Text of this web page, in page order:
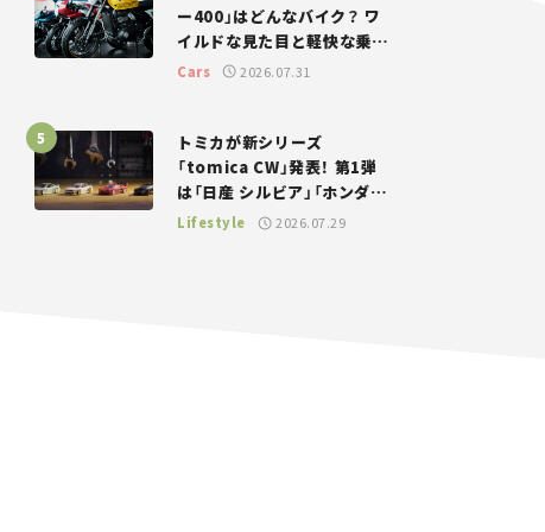
ー400」はどんなバイク？ ワ
イルドな見た目と軽快な乗り
味を両立した400ccフラット
Cars 2026.07.31
トミカが新シリーズ
「tomica CW」発表！ 第1弾
は「日産 シルビア」「ホンダ
NSX」が登場。世界が注目す
Lifestyle 2026.07.29